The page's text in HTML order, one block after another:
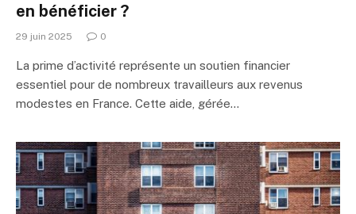
en bénéficier ?
29 juin 2025 0
La prime d’activité représente un soutien financier
essentiel pour de nombreux travailleurs aux revenus
modestes en France. Cette aide, gérée…